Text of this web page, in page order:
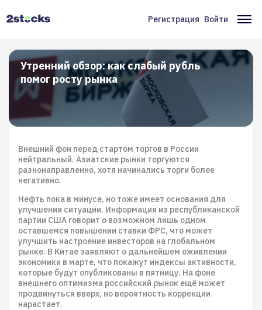
Меню
учётной
записи
пользователя
Регистрация Войти
Утренний обзор: как слабый рубль
помог росту рынка
Внешний фон перед стартом торгов в России
нейтральный. Азиатские рынки торгуются
разнонаправленно, хотя начинались торги более
негативно.
Нефть пока в минусе, но тоже имеет основания для
улучшения ситуации. Информация из республиканской
партии США говорит о возможном лишь одном
оставшемся повышении ставки ФРС, что может
улучшить настроение инвесторов на глобальном
рынке. В Китае заявляют о дальнейшем оживлении
экономики в марте, что покажут индексы активности,
которые будут опубликованы в пятницу. На фоне
внешнего оптимизма российский рынок ещё может
продвинуться вверх, но вероятность коррекции
нарастает.